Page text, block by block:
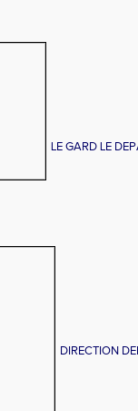
LE GARD LE
DIRECTION